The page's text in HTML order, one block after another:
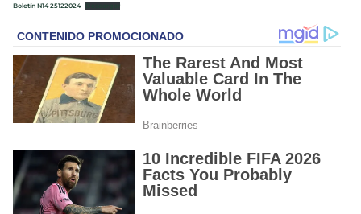
Boletín N14 25122024